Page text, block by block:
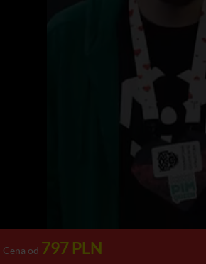
Cena od 797 PLN